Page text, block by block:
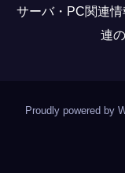
サーバ・PC関連
連
Proudly powered by